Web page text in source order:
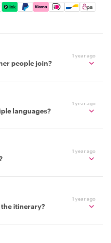
Apple Pay, Google
1 year ago
people join?
1 year ago
languages?
1 year ago
1 year ago
itinerary?